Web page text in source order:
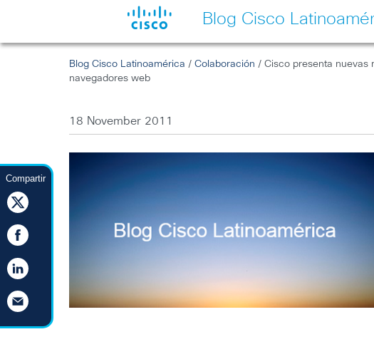
Blog Cisco
Compartir
Blog Cisco Latinoamérica /Colaboración / Cisco presenta nuevas
navegadores web
18 November 2011